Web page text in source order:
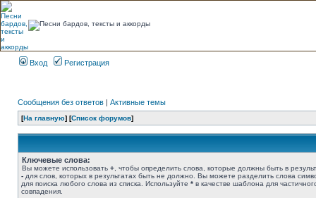
Вход Регистрация
Сообщения без ответов | Активные темы
[На главную] [Список форумов]
Ключевые слова:
Вы можете использовать + , чтобы определить слова, которые должны быть в
- для слов, которых в результатах быть не должно. Вы можете разделить слова
для поиска любого слова из списка. Используйте * в качестве шаблона для
совпадения.